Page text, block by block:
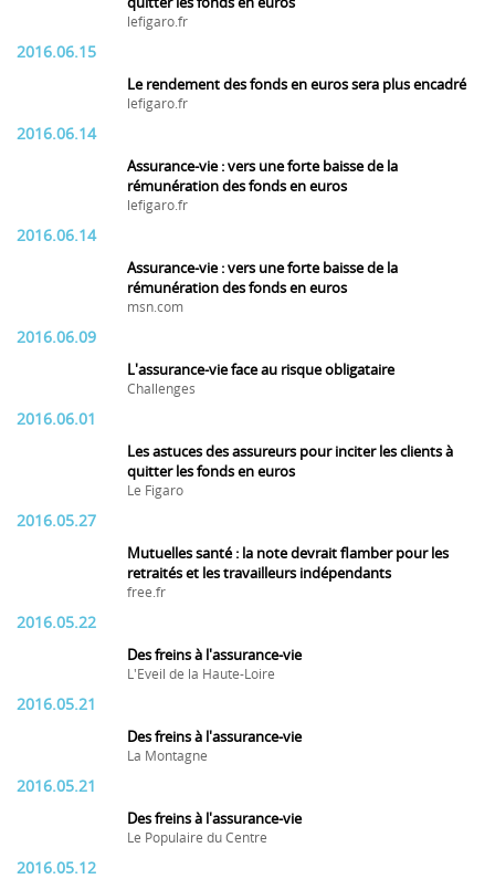
lefigaro.fr
2016.06.15
Le rendement des fonds en euros sera plus encadré
lefigaro.fr
2016.06.14
Assurance-vie : vers une forte baisse de la
rémunération des fonds en euros
lefigaro.fr
2016.06.14
Assurance-vie : vers une forte baisse de la
rémunération des fonds en euros
msn.com
2016.06.09
L'assurance-vie face au risque obligataire
Challenges
2016.06.01
Les astuces des assureurs pour inciter les clients à
quitter les fonds en euros
Le Figaro
2016.05.27
Mutuelles santé : la note devrait flamber pour les
retraités et les travailleurs indépendants
free.fr
2016.05.22
Des freins à l'assurance-vie
L'Eveil de la Haute-Loire
2016.05.21
Des freins à l'assurance-vie
La Montagne
2016.05.21
Des freins à l'assurance-vie
Le Populaire du Centre
2016.05.12